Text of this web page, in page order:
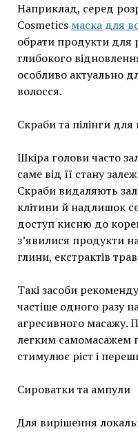
Наприклад, серед
Cosmetics маска для
обрати продукти для
глибокого
особливо актуально
волосся.
Скраби та пілінги
Шкіра голови часто
саме від її стану
Скраби видаляють
клітини й надлишок
доступ кисню до
з’явилися продукти
глини, екстрактів
Такі засоби
частіше одного разу
агресивного масажу.
легким самомасажем
стимулює ріст і
Сироватки та ампули
Для вирішення